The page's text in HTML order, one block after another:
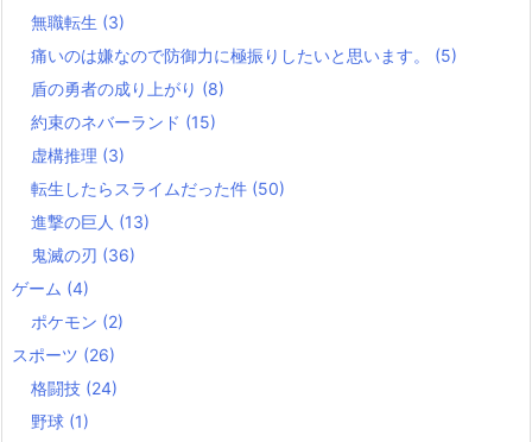
無職転生 (3)
痛いのは嫌なので防御力に極振りしたいと思います。 (5)
盾の勇者の成り上がり (8)
約束のネバーランド (15)
虚構推理 (3)
転生したらスライムだった件 (50)
進撃の巨人 (13)
鬼滅の刃 (36)
ゲーム (4)
ポケモン (2)
スポーツ (26)
格闘技 (24)
野球 (1)